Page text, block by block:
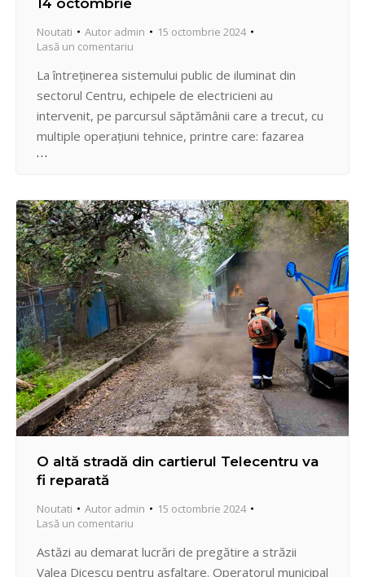
14 octombrie
Noutati Autor admin
15 octombrie 2024
Lasă un comentariu
La întreținerea sistemului public de iluminat din
sectorul Centru, echipele de electricieni au
intervenit, pe parcursul săptămânii care a trecut, cu
multiple operațiuni tehnice, printre care: fazarea
cablului, demontarea contoarelor, revizia pilonilor și
decorativ, reparația corpurilor de iluminat, instalarea
lămpilor LED, racordarea cablului la linia electrică
aeriană,…
O altă stradă din cartierul Telecentru va
fi reparată
Noutati Autor admin
15 octombrie 2024
Lasă un comentariu
Astăzi au demarat lucrări de pregătire a străzii
Valea Dicescu pentru asfaltare. Operatorul municipal